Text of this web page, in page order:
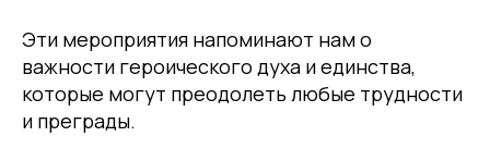
Эти мероприятия напоминают нам о
важности героического духа и единства,
которые могут преодолеть любые трудности
и преграды.